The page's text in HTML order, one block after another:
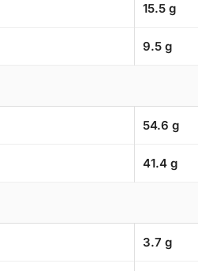
15.5 g
9.5 g
54.6 g
41.4 g
3.7 g